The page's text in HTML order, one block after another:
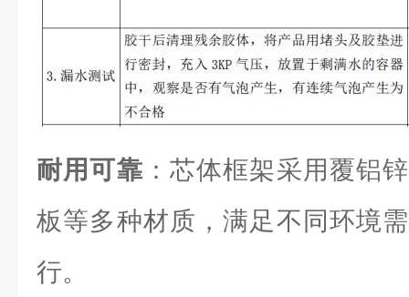
耐用可靠 ：芯体框架采用覆铝
板等多种材质，满足不同环境
行。